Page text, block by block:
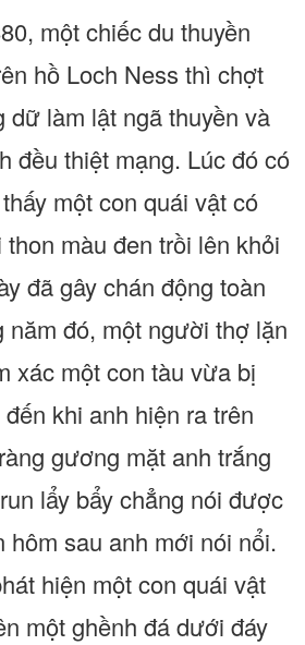
một chiếc du thuyền
hồ Loch Ness thì chợt
dữ làm lật ngã thuyền và
đều thiệt mạng. Lúc đó có
một con quái vật có
màu đen trồi lên khỏi
đã gây chán động toàn
năm đó, một người thợ lặn
xác một con tàu vừa bị
khi anh hiện ra trên
gương mặt anh trắng
lẩy bẩy chẳng nói được
hôm sau anh mới nói nổi.
hiện một con quái vật
một ghềnh đá dưới đáy